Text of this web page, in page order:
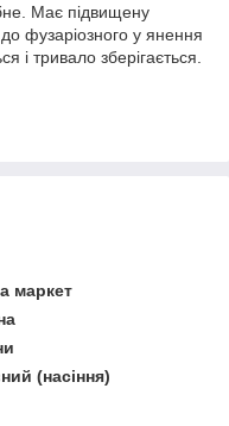
Має підвищену
до фузаріозного у янення
і тривало зберігається.
маркет
(насіння)